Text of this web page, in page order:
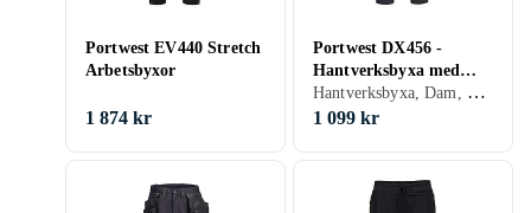
Portwest EV440 Stretch
Arbetsbyxor
1 874 kr
Portwest DX456 -
Hantverksbyxa med
stretch och avtagbara
hängfickor Svart C50
Hantverksbyxa, Dam, Herr, M
1 099 kr